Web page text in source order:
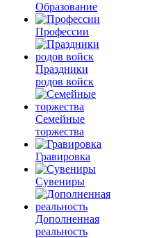
Образование
Профессии
Праздники
родов войск
Семейные
торжества
Гравировка
Сувениры
Дополненная
реальность